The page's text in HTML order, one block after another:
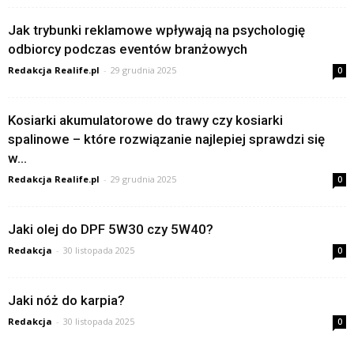
Jak trybunki reklamowe wpływają na psychologię
odbiorcy podczas eventów branżowych
Redakcja Realife.pl - 29 grudnia 2025 0
Kosiarki akumulatorowe do trawy czy kosiarki
spalinowe – które rozwiązanie najlepiej sprawdzi się
w...
Redakcja Realife.pl - 29 grudnia 2025 0
Jaki olej do DPF 5W30 czy 5W40?
Redakcja - 30 listopada 2025 0
Jaki nóż do karpia?
Redakcja - 30 listopada 2025 0